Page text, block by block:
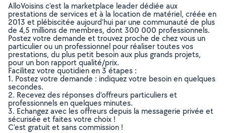
AlloVoisins c’est la marketplace leader dédiée aux
prestations de services et à la location de matériel, créée en
2013 et plébiscitée aujourd’hui par une communauté de plus
de 4,5 millions de membres, dont 300 000 professionnels.
Postez votre demande et trouvez proche de chez vous un
particulier ou un professionnel pour réaliser toutes vos
prestations, du plus petit besoin aux plus grands projets,
pour un bon rapport qualité/prix.
Facilitez votre quotidien en 3 étapes :
1. Postez votre demande : indiquez votre besoin en quelques
secondes.
2. Recevez des réponses d’offreurs particuliers et
professionnels en quelques minutes.
3. Echangez avec les offreurs depuis la messagerie privée et
sécurisée et faites votre choix !
C’est gratuit et sans commission !